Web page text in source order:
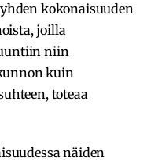
kokonaisuuden
joilla
niin
kuin
toteaa
näiden